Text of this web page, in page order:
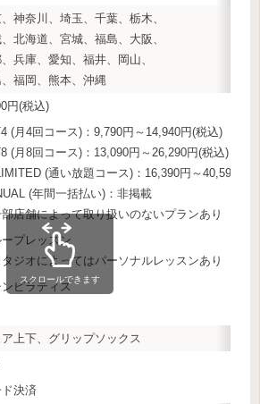
神奈川、埼玉、千葉、栃木、
北海道、宮城、福島、大阪、
兵庫、愛知、福井、岡山、
福岡、熊本、沖縄
円(税込)
(月4回コース)：9,790円～14,940円(税込)
(月8回コース)：13,090円～26,290円(税込)
(通い放題コース)：16,390円～40,590円(
(年間一括払い)：非掲載
店舗によって取り扱いのないプランあり
プレッスン
ジオによってはパーソナルレッスンあり
ンピラティス
上下、グリップソックス
決済
スクロールできます